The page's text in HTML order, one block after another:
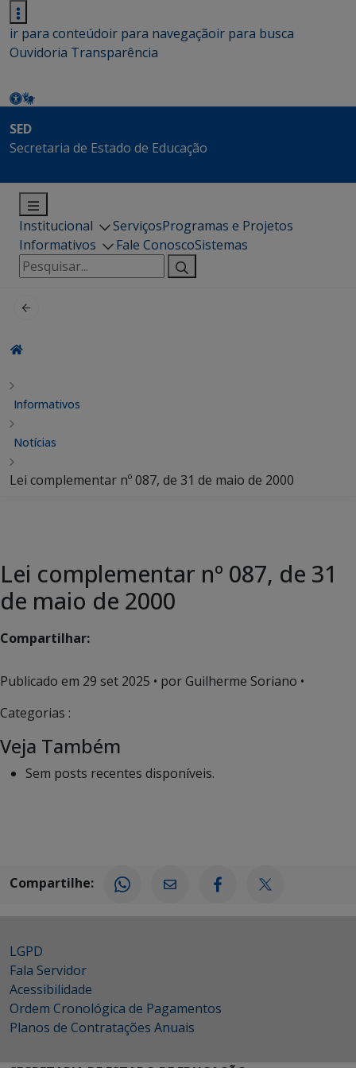
ir para conteúdoir para navegaçãoir para busca
Ouvidoria Transparência
SED
Secretaria de Estado de Educação
Institucional ServiçosProgramas e Projetos
Informativos
Fale ConoscoSistemas
Pesquisar
por:
Informativos
Notícias
Lei complementar nº 087, de 31 de maio de 2000
Lei complementar nº 087, de 31
de maio de 2000
Compartilhar:
Publicado em 29 set 2025 • por Guilherme Soriano •
Categorias :
Veja Também
Sem posts recentes disponíveis.
Compartilhe:
LGPD
Fala Servidor
Acessibilidade
Ordem Cronológica de Pagamentos
Planos de Contratações Anuais